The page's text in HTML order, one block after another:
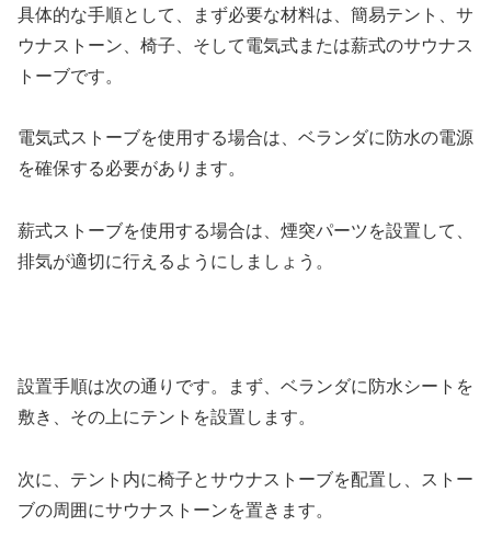
具体的な手順として、まず必要な材料は、簡易テント、サ
ウナストーン、椅子、そして電気式または薪式のサウナス
トーブです。
電気式ストーブを使用する場合は、ベランダに防水の電源
を確保する必要があります。
薪式ストーブを使用する場合は、煙突パーツを設置して、
排気が適切に行えるようにしましょう。
設置手順は次の通りです。まず、ベランダに防水シートを
敷き、その上にテントを設置します。
次に、テント内に椅子とサウナストーブを配置し、ストー
ブの周囲にサウナストーンを置きます。